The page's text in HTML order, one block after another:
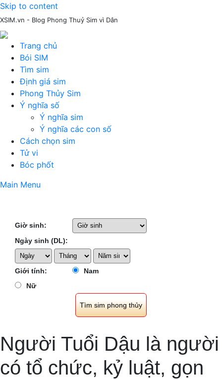
Skip to content
XSIM.vn - Blog Phong Thuỷ Sim vì Dân
Trang chủ
Bói SIM
Tìm sim
Định giá sim
Phong Thủy Sim
Ý nghĩa số
Ý nghĩa sim
Ý nghĩa các con số
Cách chọn sim
Tử vi
Bóc phốt
Main Menu
Giờ sinh:
Ngày sinh (DL):
Giới tính:
Nam
Nữ
Người Tuổi Dậu là người
có tổ chức, kỷ luật, gọn